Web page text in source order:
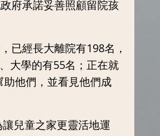
府承諾妥善照顧留院孩
已經長大離院有198名，
大學的有55名；正在就
他們，並看見他們成
兒童之家更靈活地運